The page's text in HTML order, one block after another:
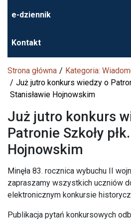
e-dziennik
Kontakt
Strona główna
Kategoria:
Już jutro konkurs wiedzy o
Stanisławie Hojnowskim
Już jutro konkurs
Patronie Szkoły
Hojnowskim
Minęła 83. rocznica wybuchu II
zapraszamy wszystkich uczniów
elektronicznym konkursie
Publikacja pytań konkursowych